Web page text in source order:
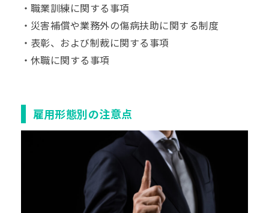
・職業訓練に関する事項
・災害補償や業務外の傷病扶助に関する制度
・表彰、および制裁に関する事項
・休職に関する事項
雇用形態別の注意点